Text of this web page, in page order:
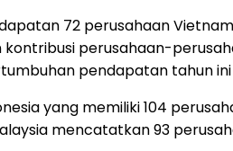
72 perusahaan Vietnam
kontribusi perusahaan-
pendapatan tahun
yang memiliki 104
mencatatkan 93